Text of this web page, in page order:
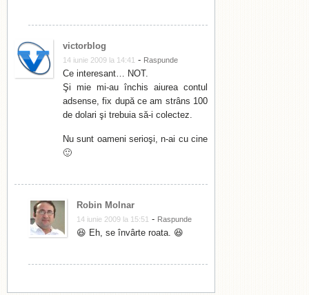
victorblog
14 iunie 2009 la 14:41 - Raspunde
Ce interesant… NOT.
Şi mie mi-au închis aiurea contul
adsense, fix după ce am strâns 100
de dolari şi trebuia să-i colectez.
Nu sunt oameni serioşi, n-ai cu cine
🙂
Robin Molnar
14 iunie 2009 la 15:51 - Raspunde
😆 Eh, se învârte roata. 😆